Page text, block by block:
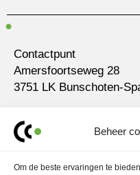
Beheer
Om de beste ervaringen te
Contactpunt
Amersfoortseweg 28
3751 LK Bunschoten-
contact@ubo.agency
i
n